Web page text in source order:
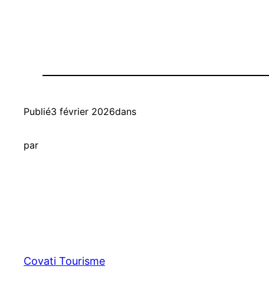
Publié3 février 2026dans
par
Covati Tourisme